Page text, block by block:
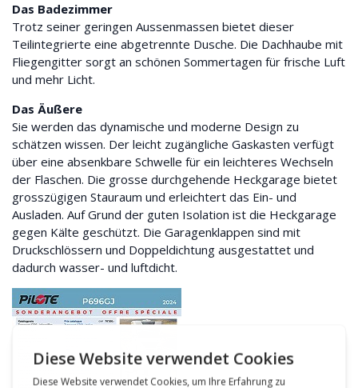
Das Badezimmer
Trotz seiner geringen Aussenmassen bietet dieser
Teilintegrierte eine abgetrennte Dusche. Die Dachhaube mit
Fliegengitter sorgt an schönen Sommertagen für frische Luft
und mehr Licht.
Das Äußere
Sie werden das dynamische und moderne Design zu
schätzen wissen. Der leicht zugängliche Gaskasten verfügt
über eine absenkbare Schwelle für ein leichteres Wechseln
der Flaschen. Die grosse durchgehende Heckgarage bietet
grosszügigen Stauraum und erleichtert das Ein- und
Ausladen. Auf Grund der guten Isolation ist die Heckgarage
gegen Kälte geschützt. Die Garagenklappen sind mit
Druckschlössern und Doppeldichtung ausgestattet und
dadurch wasser- und luftdicht.